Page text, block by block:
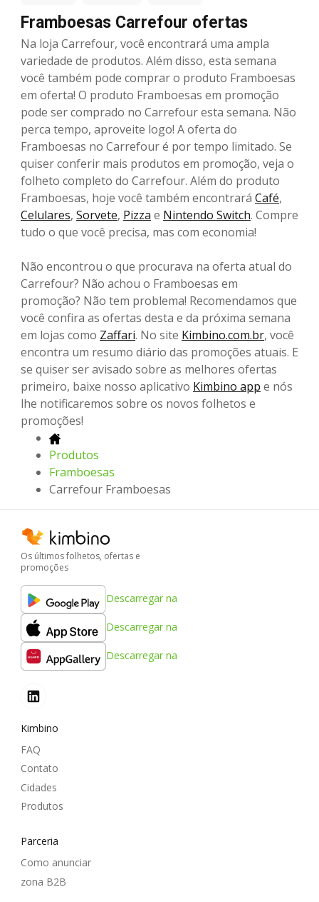
Framboesas Carrefour ofertas
Na loja Carrefour, você encontrará uma ampla
variedade de produtos. Além disso, esta semana
você também pode comprar o produto Framboesas
em oferta! O produto Framboesas em promoção
pode ser comprado no Carrefour esta semana. Não
perca tempo, aproveite logo! A oferta do
Framboesas no Carrefour é por tempo limitado. Se
quiser conferir mais produtos em promoção, veja o
folheto completo do Carrefour. Além do produto
Framboesas, hoje você também encontrará Café,
Celulares, Sorvete, Pizza e Nintendo Switch. Compre
tudo o que você precisa, mas com economia!
Não encontrou o que procurava na oferta atual do
Carrefour? Não achou o Framboesas em
promoção? Não tem problema! Recomendamos que
você confira as ofertas desta e da próxima semana
em lojas como Zaffari. No site Kimbino.com.br, você
encontra um resumo diário das promoções atuais. E
se quiser ser avisado sobre as melhores ofertas
primeiro, baixe nosso aplicativo Kimbino app e nós
lhe notificaremos sobre os novos folhetos e
promoções!
Produtos
Framboesas
Carrefour Framboesas
Os últimos folhetos, ofertas e
promoções
Descarregar na
Descarregar na
Descarregar na
Kimbino
FAQ
Contato
Cidades
Produtos
Parceria
Como anunciar
zona B2B